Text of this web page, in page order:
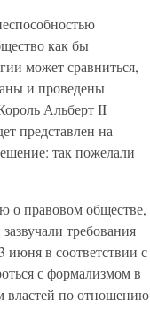
как бы
может сравниться,
и проведены
Альберт II
представлен на
так пожелали
о правовом обществе,
требования
июня в соответствии с
с формализмом в
властей по отношению